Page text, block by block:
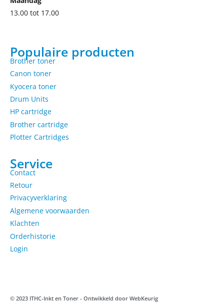
13.00 tot 17.00
Populaire producten
Brother toner
Canon toner
Kyocera toner
Drum Units
HP cartridge
Brother cartridge
Plotter Cartridges
Service
Contact
Retour
Privacyverklaring
Algemene voorwaarden
Klachten
Orderhistorie
Login
© 2023 ITHC-Inkt en Toner - Ontwikkeld door WebKeurig